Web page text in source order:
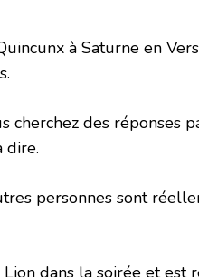
à Saturne en
cherchez des réponses
dire.
personnes sont
dans la soirée et est